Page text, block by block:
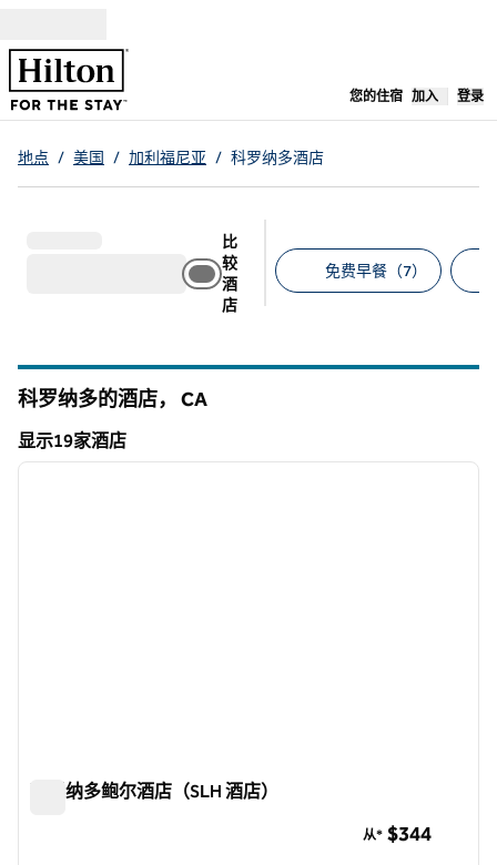
您的住宿, 在新标签
加入 登录
地点 / 美国 / 加利福尼亚 / 科罗纳多酒店
比
较
酒
店
免费早餐（7）
科罗纳多的酒店， CA
显示19家酒店
显示19家酒店
1/11
下一
科罗纳多鲍尔酒店（SLH 酒店）
从* $344